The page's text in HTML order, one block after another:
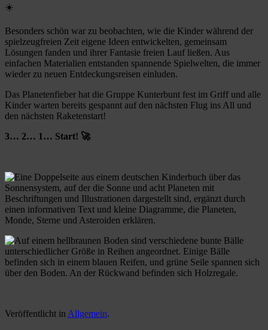
☀️
Besonders schön war zu beobachten, wie die Kinder während der
spielzeugfreien Zeit eigene Ideen entwickelten, gemeinsam
Lösungen fanden und ihrer Fantasie freien Lauf ließen. Aus
einfachen Materialien entstanden spannende Spielwelten, die immer
wieder zu neuen Entdeckungsreisen einluden.
Das Planetenfieber hat die Gruppe Kunterbunt fest im Griff und alle
Kinder warten bereits gespannt auf den nächsten Flug ins All und
den nächsten Raketenstart!
3… 2… 1… Start! 🚀
Veröffentlicht in Allgemein.